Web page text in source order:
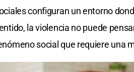
configuran un entorno
la violencia no puede
social que requiere una